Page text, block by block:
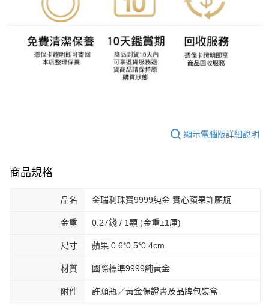
顯示電腦版詳細說明
商品規格
品名 金瑞利珠寶9999純金 實心蘋果許願瓶
金重 0.27錢 / 1顆 (金重±1厘)
尺寸 蘋果 0.6*0.5*0.4cm
材質 國際標準9999純黃金
附件 許願瓶／黃金保證書及品牌包裝盒